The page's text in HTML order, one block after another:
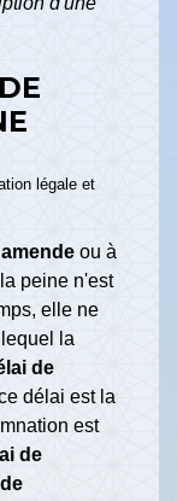
légale et
ou à
peine n'est
elle ne
la
de
délai est la
est
de